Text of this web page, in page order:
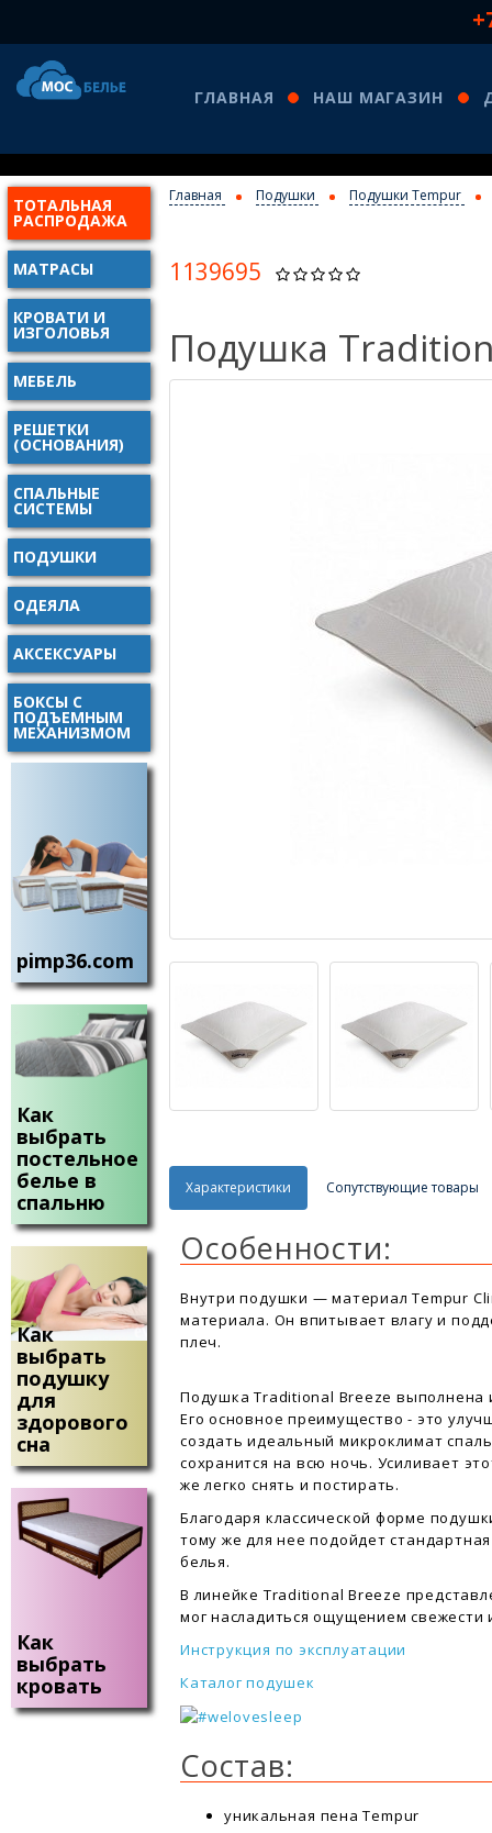
ТОТАЛЬНАЯ
РАСПРОДАЖА
МАТРАСЫ
КРОВАТИ И
ИЗГОЛОВЬЯ
МЕБЕЛЬ
РЕШЕТКИ
(ОСНОВАНИЯ)
СПАЛЬНЫЕ
СИСТЕМЫ
ПОДУШКИ
ОДЕЯЛА
АКСЕКСУАРЫ
БОКСЫ С
ПОДЪЕМНЫМ
МЕХАНИЗМОМ
pimp36.com
Как
выбрать
постельное
белье в
спальню
Как
выбрать
подушку
для
здорового
сна
Как
выбрать
кровать
ГЛАВНАЯ НАШ МАГАЗИН
Главная Подушки Подушки Tempur
1139695
Подушка
Характеристики Сопутствующие товары
Особенности:
Внутри подушки — материал Tempur
материала. Он впитывает влагу и
плеч.
Подушка Traditional Breeze выполнена
Его основное преимущество - это
создать идеальный микроклимат
сохранится на всю ночь. Усиливает
же легко снять и постирать.
Благодаря классической форме
тому же для нее подойдет
белья.
В линейке Traditional Breeze
мог насладиться ощущением
Инструкция по эксплуатации
Каталог подушек
Состав:
уникальная пена Tempur